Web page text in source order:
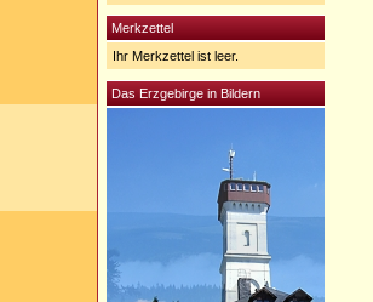
Merkzettel
Ihr Merkzettel ist leer.
Das Erzgebirge in Bildern